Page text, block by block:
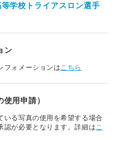
学校トライアスロン選手
ン
フォメーションはこちら
用申請）
いる写真の使用を希望する場合
認が必要となります。詳細はこ